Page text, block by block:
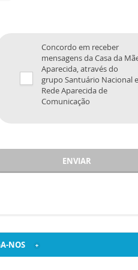
Concordo em receber
mensagens da Casa da
Aparecida, através do
grupo Santuário Nacional e
Rede Aparecida de
Comunicação
ENVIAR
NOS